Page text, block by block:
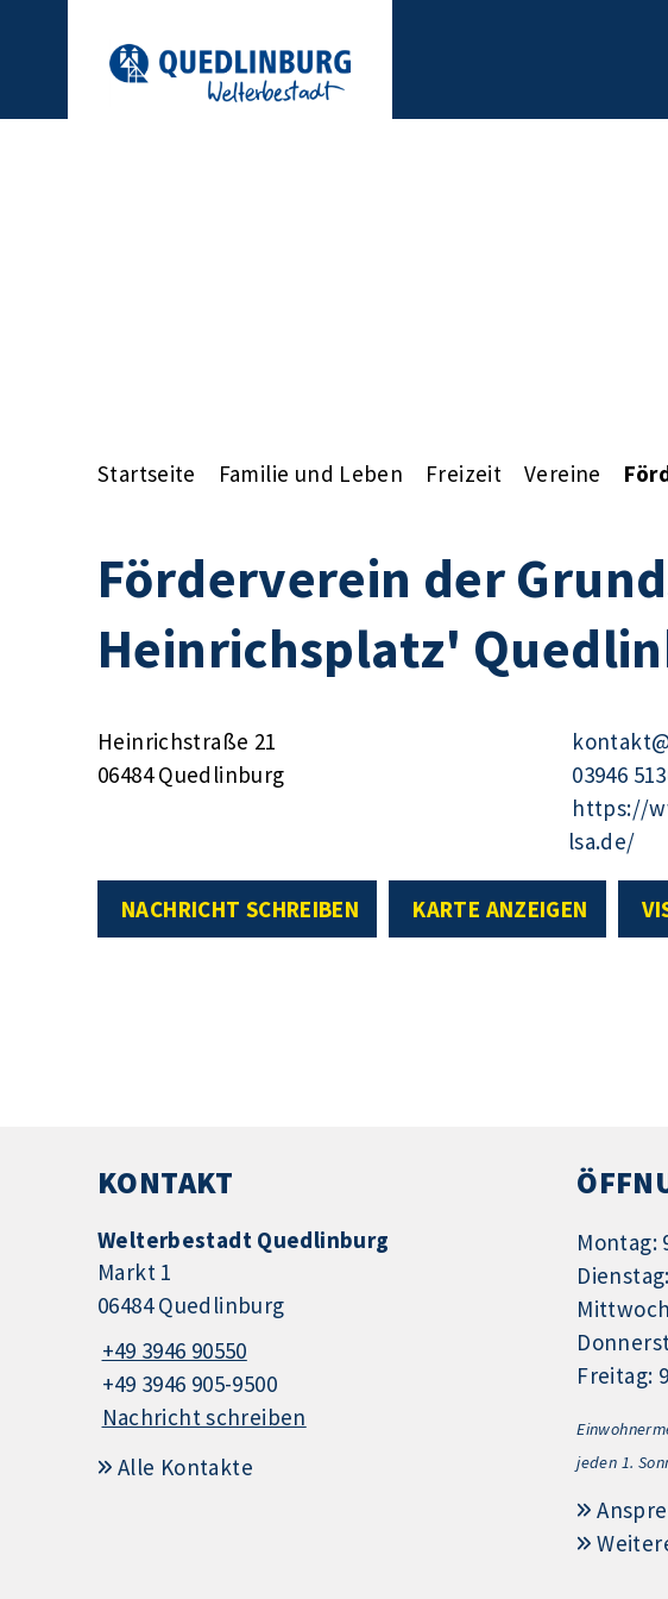
Startseite Familie und Leben Freizeit Vereine
Förderverein der
Heinrichsplatz'
Heinrichstraße 21
06484 Quedlinburg
03946
https://
lsa.de/
NACHRICHT SCHREIBEN KARTE ANZEIGEN
KONTAKT
Welterbestadt Quedlinburg
Markt 1
06484 Quedlinburg
+49 3946 90550
+49 3946 905-9500
Nachricht schreiben
Alle Kontakte
Montag:
Freitag:
jeden 1.